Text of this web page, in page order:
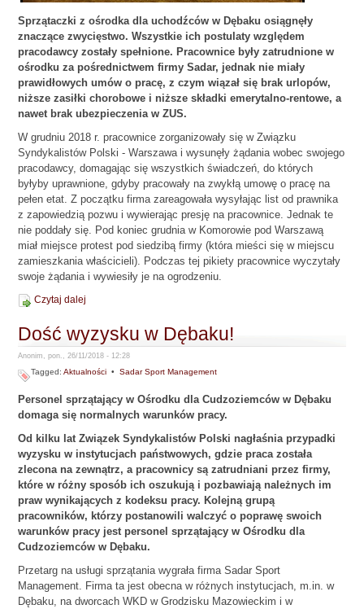
Sprzątaczki z ośrodka dla uchodźców w Dębaku osiągnęły
znaczące zwycięstwo. Wszystkie ich postulaty względem
pracodawcy zostały spełnione. Pracownice były zatrudnione w
ośrodku za pośrednictwem firmy Sadar, jednak nie miały
prawidłowych umów o pracę, z czym wiązał się brak urlopów,
niższe zasiłki chorobowe i niższe składki emerytalno-rentowe, a
nawet brak ubezpieczenia w ZUS.
W grudniu 2018 r. pracownice zorganizowały się w Związku
Syndykalistów Polski - Warszawa i wysunęły żądania wobec swojego
pracodawcy, domagając się wszystkich świadczeń, do których
byłyby uprawnione, gdyby pracowały na zwykłą umowę o pracę na
pełen etat. Z początku firma zareagowała wysyłając list od prawnika
z zapowiedzią pozwu i wywierając presję na pracownice. Jednak te
nie poddały się. Pod koniec grudnia w Komorowie pod Warszawą
miał miejsce protest pod siedzibą firmy (która mieści się w miejscu
zamieszkania właścicieli). Podczas tej pikiety pracownice wyczytały
swoje żądania i wywiesiły je na ogrodzeniu.
Czytaj dalej
Dość wyzysku w Dębaku!
Anonim, pon., 26/11/2018 - 12:28
Tagged:Aktualności •Sadar Sport Management
Personel sprzątający w Ośrodku dla Cudzoziemców w Dębaku
domaga się normalnych warunków pracy.
Od kilku lat Związek Syndykalistów Polski nagłaśnia przypadki
wyzysku w instytucjach państwowych, gdzie praca została
zlecona na zewnątrz, a pracownicy są zatrudniani przez firmy,
które w różny sposób ich oszukują i pozbawiają należnych im
praw wynikających z kodeksu pracy. Kolejną grupą
pracowników, którzy postanowili walczyć o poprawę swoich
warunków pracy jest personel sprzątający w Ośrodku dla
Cudzoziemców w Dębaku.
Przetarg na usługi sprzątania wygrała firma Sadar Sport
Management. Firma ta jest obecna w różnych instytucjach, m.in. w
Dębaku, na dworcach WKD w Grodzisku Mazowieckim i w